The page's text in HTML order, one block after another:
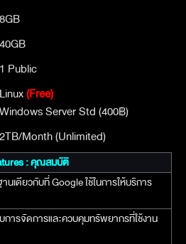
8GB
40GB
1 Public
Linux(Free)
Windows Server Std (400฿)
2TB/Month (Unlimited)
: คุณสมบัติ
นเดียวกับที่ Google ใช้ในการให้บริการ
การจัดการและควบคุมทรัพยากรที่ใช้งาน